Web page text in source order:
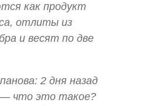
как продукт
отлиты из
и весят по две
2 дня назад
что это такое?